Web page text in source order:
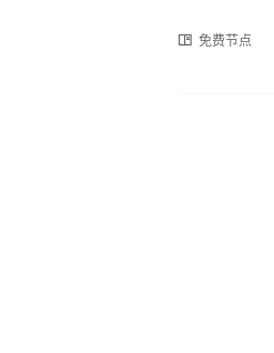
订阅格式，用
免费节点